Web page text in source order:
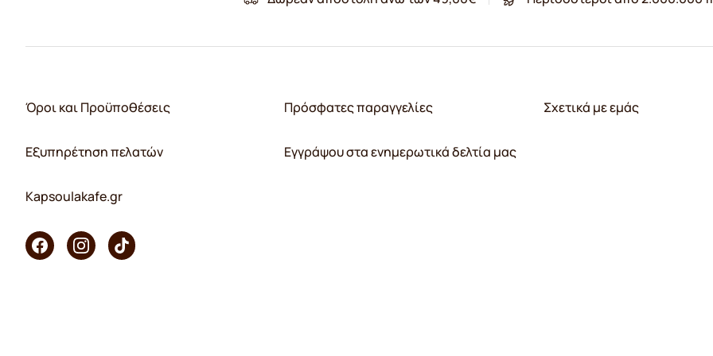
Όροι και Προϋποθέσεις
Εξυπηρέτηση πελατών
Kapsoulakafe.gr
Πρόσφατες παραγγελίες
Εγγράψου στα ενημερωτικά δελτία μας
Σχετικά με εμάς